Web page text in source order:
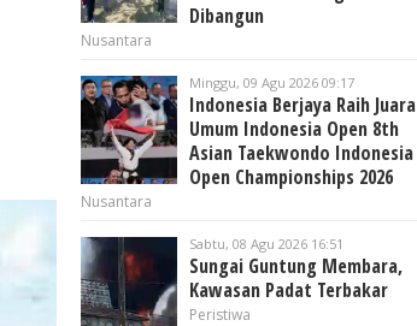
Dibangun
Nusantara
Minggu, 09 Agu 2026 09:17
Indonesia Berjaya Raih Juara
Umum Indonesia Open 8th
Asian Taekwondo Indonesia
Open Championships 2026
Nusantara
Sabtu, 08 Agu 2026 16:51
Sungai Guntung Membara,
Kawasan Padat Terbakar
Peristiwa